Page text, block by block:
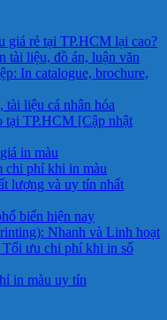
giá rẻ tại TP.HCM lại cao?
tài liệu, đồ án, luận văn
In catalogue, brochure,
tài liệu cá nhân hóa
tại TP.HCM [Cập nhật
in màu
chi phí khi in màu
lượng và uy tín nhất
biến hiện nay
Nhanh và Linh hoạt
ưu chi phí khi in số
in màu uy tín